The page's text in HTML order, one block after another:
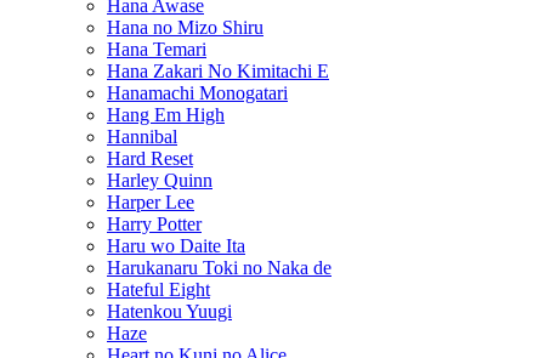
Hana Awase
Hana no Mizo Shiru
Hana Temari
Hana Zakari No Kimitachi E
Hanamachi Monogatari
Hang Em High
Hannibal
Hard Reset
Harley Quinn
Harper Lee
Harry Potter
Haru wo Daite Ita
Harukanaru Toki no Naka de
Hateful Eight
Hatenkou Yuugi
Haze